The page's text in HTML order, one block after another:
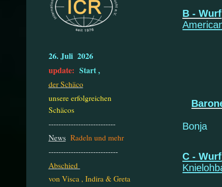
B - Wurf
Bonja
C - Wurf
26. Juli 2026
update: Start ,
der Schäco
unsere erfolgreichen
Schäcos
---------------------------
NewsRadeln und mehr
----------------------------
Abschied
von Visca , Indira & Greta